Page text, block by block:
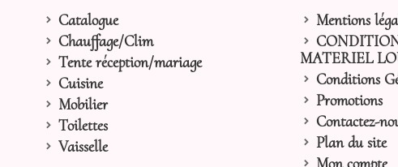
Catalogue
Chauffage/Clim
Tente réception/mariage
Cuisine
Mobilier
Toilettes
Vaisselle
Mentions
MATERIEL
Conditions
Promotions
Contactez-
Plan du site